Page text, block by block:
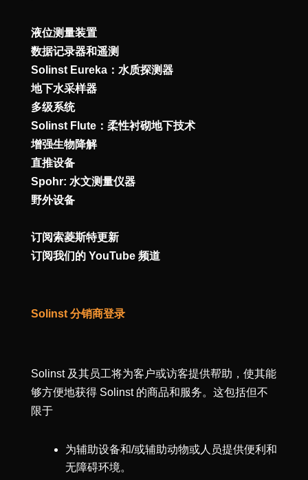
液位测量装置
数据记录器和遥测
Solinst Eureka：水质探测器
地下水采样器
多级系统
Solinst Flute：柔性衬砌地下技术
增强生物降解
直推设备
Spohr: 水文测量仪器
野外设备
订阅索菱斯特更新
订阅我们的 YouTube 频道
Solinst 分销商登录
Solinst 及其员工将为客户或访客提供帮助，使其能
够方便地获得 Solinst 的商品和服务。这包括但不
限于
为辅助设备和/或辅助动物或人员提供便利和
无障碍环境。